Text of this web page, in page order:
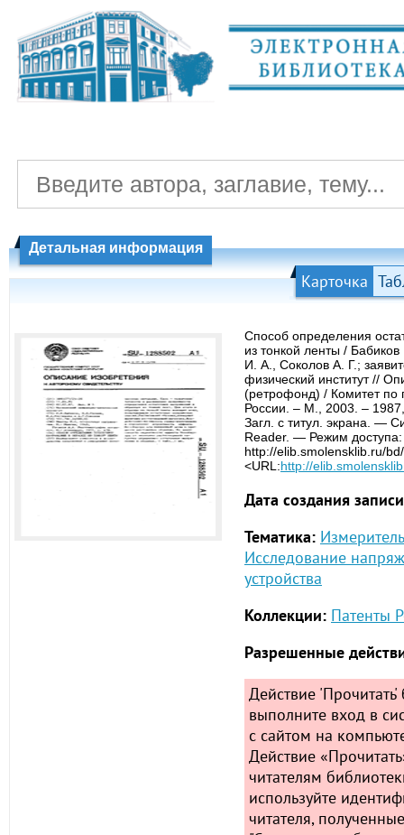
Детальная информация
Карточка
Способ определения
из тонкой ленты /
И. А., Соколов А. Г.;
физический институт //
(ретрофонд) / Комитет по
России. – М., 2003. –
Загл. с титул. экрана. —
Reader. — Режим доступа:
http://elib.smolensklib.ru/
<URL:http://
Дата создания
Тематика:
Исследование
устройства
Коллекции: Патенты
Разрешенные
Действие
выполните вход в
с сайтом на
Действие
читателям
используйте
читателя,